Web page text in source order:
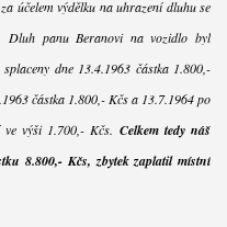
účelem výdělku na uhrazení dluhu se
Dluh panu Beranovi na vozidlo byl
dne 13.4.1963 částka 1.800,-
částka 1.800,- Kčs a 13.7.1964 po
výši 1.700,- Kčs. Celkem tedy náš
8.800,- Kčs, zbytek zaplatil místní